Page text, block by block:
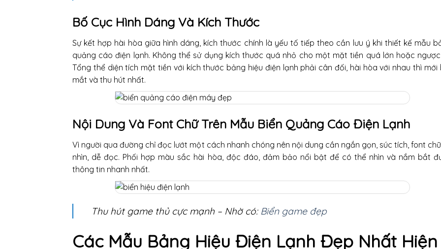
Bố Cục Hình Dáng Và Kích Thước
Sự kết hợp hài hòa giữa hình dáng, kích thước chính là yếu tố tiếp theo cần lưu ý khi thiết kế mẫu
quảng cáo điện lạnh. Không thể sử dụng kích thước quá nhỏ cho một mặt tiền quá lớn hoặc ngược
Tổng thể diện tích mặt tiền với kích thước bảng hiệu điện lạnh phải cân đối, hài hòa với nhau thì mới
mắt và thu hút nhất.
Nội Dung Và Font Chữ Trên Mẫu Biển Quảng Cáo Điện Lạnh
Vì người qua đường chỉ đọc lướt một cách nhanh chóng nên nội dung cần ngắn gọn, súc tích, font
nhìn, dễ đọc. Phối hợp màu sắc hài hòa, độc đáo, đảm bảo nổi bật để có thể nhìn và nắm bắt
thông tin nhanh nhất.
Thu hút game thủ cực mạnh – Nhờ có: Biển game đẹp
Các Mẫu Bảng Hiệu Điện Lạnh Đẹp Nhất Hiện